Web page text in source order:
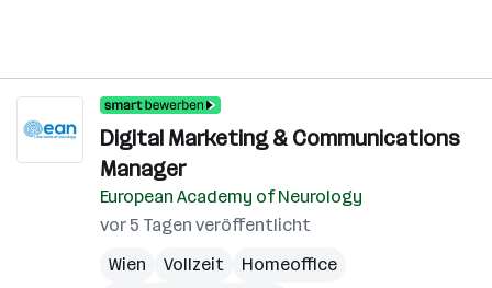
Digital Marketing & Communications
Manager
European Academy of Neurology
vor 5 Tagen veröffentlicht
Wien
Vollzeit
Homeoffice